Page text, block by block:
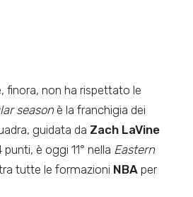
finora, non ha rispettato le
seasonè la franchigia dei
guidata da Zach LaVine
è oggi 11° nella Eastern
tutte le formazioni NBA per